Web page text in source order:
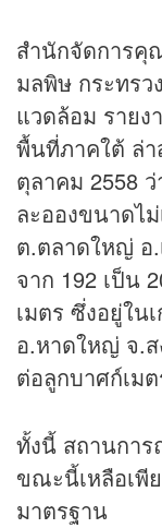
สำนักจัดการคุ
มลพิษ กระทรว
แวดล้อม ราย
พื้นที่ภาคใต้ ล่า
ตุลาคม 2558
ละอองขนาดไ
ต.ตลาดใหญ่ อ.
จาก 192 เป็น
เมตร ซึ่งอยู่ใ
อ.หาดใหญ่ จ.ส
ต่อลูกบาศก์เม
ทั้งนี้ สถานกา
ขณะนี้เหลือเพี
มาตรฐาน